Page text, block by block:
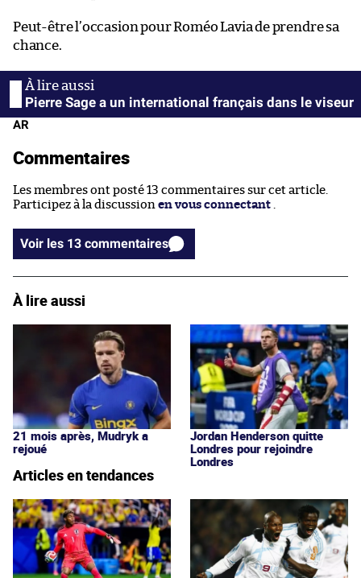
Peut-être l’occasion pour Roméo Lavia de prendre sa
chance.
Pierre Sage a un international français dans le viseur
AR
Commentaires
Les membres ont posté 13 commentaires sur cet article.
Participez à la discussion en vous connectant
Voir les 13 commentaires
À lire aussi
21 mois après, Mudryk a
rejoué
Jordan Henderson quitte
Londres pour rejoindre
Londres
Articles en tendances